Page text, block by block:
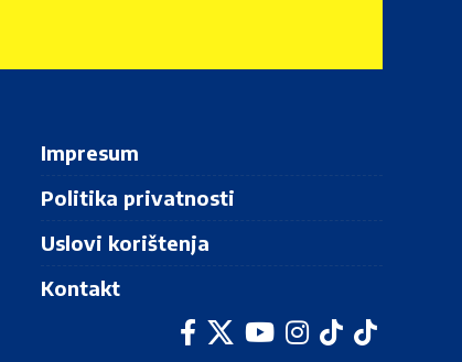
Impresum
Politika privatnosti
Uslovi korištenja
Kontakt